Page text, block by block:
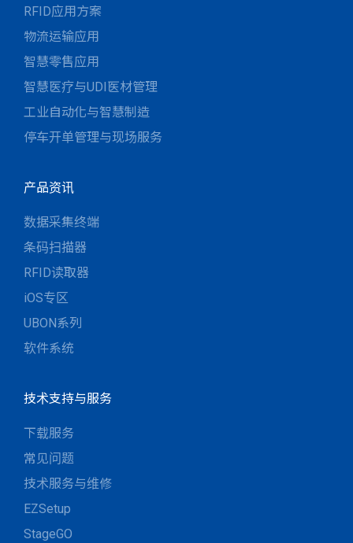
RFID应用方案
物流运输应用
智慧零售应用
智慧医疗与UDI医材管理
工业自动化与智慧制造
停车开单管理与现场服务
产品资讯
数据采集终端
条码扫描器
RFID读取器
iOS专区
UBON系列
软件系统
技术支持与服务
下载服务
常见问题
技术服务与维修
EZSetup
StageGO